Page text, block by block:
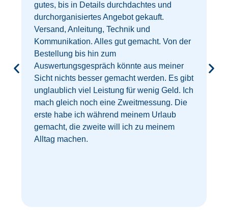
gutes, bis in Details durchdachtes und
durchorganisiertes Angebot gekauft.
Versand, Anleitung, Technik und
Kommunikation. Alles gut gemacht. Von der
Bestellung bis hin zum
Auswertungsgespräch könnte aus meiner
Sicht nichts besser gemacht werden. Es gibt
unglaublich viel Leistung für wenig Geld. Ich
mach gleich noch eine Zweitmessung. Die
erste habe ich während meinem Urlaub
gemacht, die zweite will ich zu meinem
Alltag machen.